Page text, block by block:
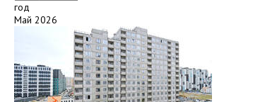
год
Май 2026